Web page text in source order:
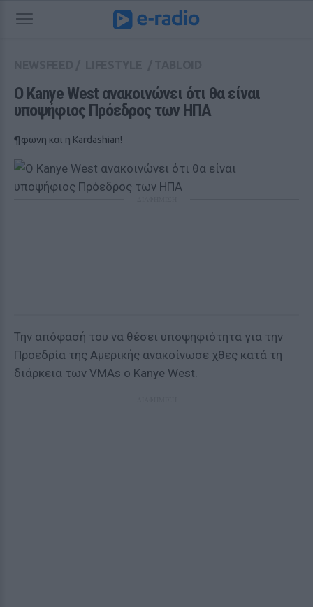
Ο Kanye West ανακοινώνει ότι θα είναι
υποψήφιος Πρόεδρος των ΗΠΑ
¶φωνη και η Kardashian!
Την απόφασή του να θέσει υποψηφιότητα για την
Προεδρία της Αμερικής ανακοίνωσε χθες κατά τη
διάρκεια των VMAs o Kanye West.